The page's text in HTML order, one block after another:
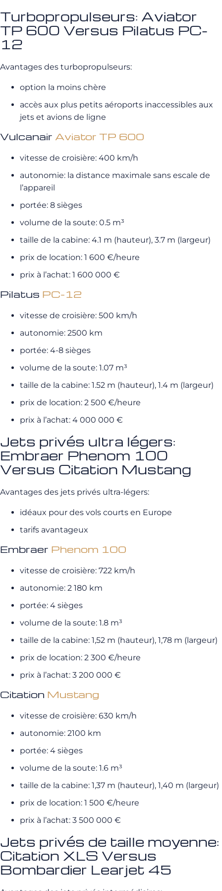
Turbopropulseurs: Aviator
TP 600 Versus Pilatus PC-
12
Avantages des turbopropulseurs:
option la moins chère
accès aux plus petits aéroports inaccessibles aux
jets et avions de ligne
Vulcanair Aviator TP 600
vitesse de croisière: 400 km/h
autonomie: la distance maximale sans escale de
l’appareil
portée: 8 sièges
volume de la soute: 0.5 m³
taille de la cabine: 4.1 m (hauteur), 3.7 m (largeur)
prix de location: 1 600 €/heure
prix à l’achat: 1 600 000 €
Pilatus PC-12
vitesse de croisière: 500 km/h
autonomie: 2500 km
portée: 4-8 sièges
volume de la soute: 1.07 m³
taille de la cabine: 1.52 m (hauteur), 1.4 m (largeur)
prix de location: 2 500 €/heure
prix à l’achat: 4 000 000 €
Jets privés ultra légers:
Embraer Phenom 100
Versus Citation Mustang
Avantages des jets privés ultra-légers:
idéaux pour des vols courts en Europe
tarifs avantageux
Embraer Phenom 100
vitesse de croisière: 722 km/h
autonomie: 2 180 km
portée: 4 sièges
volume de la soute: 1.8 m³
taille de la cabine: 1,52 m (hauteur), 1,78 m (largeur)
prix de location: 2 300 €/heure
prix à l’achat: 3 200 000 €
Citation Mustang
vitesse de croisière: 630 km/h
autonomie: 2100 km
portée: 4 sièges
volume de la soute: 1.6 m³
taille de la cabine: 1,37 m (hauteur), 1,40 m (largeur)
prix de location: 1 500 €/heure
prix à l’achat: 3 500 000 €
Jets privés de taille moyenne:
Citation XLS Versus
Bombardier Learjet 45